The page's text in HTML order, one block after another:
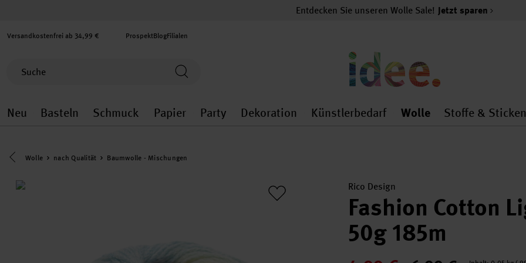
Entdecken Sie unseren Wolle Sale! Jetzt sparen
Versandkostenfrei ab 34,99 € ProspektBlogFilialen
Neu
Neu general.openMenu
Basteln
Basteln general.openMenu
Schmuck
Schmuck general.openMenu
Papier
Papier general.openMenu
Party
Party general.openMenu
Dekoration
Dekoration general.openMenu
Künstlerbedarf
Künstlerbedarf
Wolle
Wolle
Stoffe & Sticken
Eine Kategorie zurück navigieren
Wolle nach Qualität Baumwolle - Mischungen
Rico Design
Fashion Cotton
50g 185m